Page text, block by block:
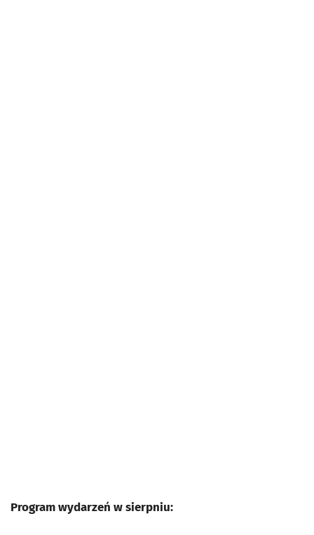
Program wydarzeń w sierpniu: